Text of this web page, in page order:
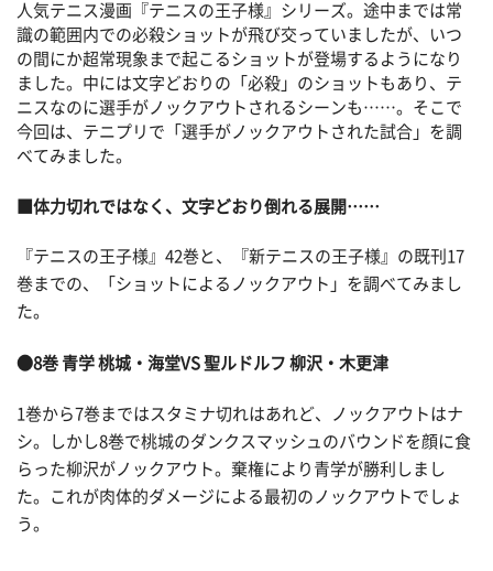
人気テニス漫画『テニスの王子様』シリーズ。途中までは常
識の範囲内での必殺ショットが飛び交っていましたが、いつ
の間にか超常現象まで起こるショットが登場するようになり
ました。中には文字どおりの「必殺」のショットもあり、テ
ニスなのに選手がノックアウトされるシーンも……。そこで
今回は、テニプリで「選手がノックアウトされた試合」を調
べてみました。
■体力切れではなく、文字どおり倒れる展開……
『テニスの王子様』42巻と、『新テニスの王子様』の既刊17
巻までの、「ショットによるノックアウト」を調べてみまし
た。
●8巻 青学 桃城・海堂VS 聖ルドルフ 柳沢・木更津
1巻から7巻まではスタミナ切れはあれど、ノックアウトはナ
シ。しかし8巻で桃城のダンクスマッシュのバウンドを顔に食
らった柳沢がノックアウト。棄権により青学が勝利しまし
た。これが肉体的ダメージによる最初のノックアウトでしょ
う。